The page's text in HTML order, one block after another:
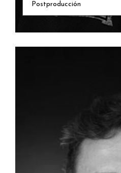
Postproducción